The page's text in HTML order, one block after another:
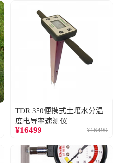
TDR 350便携式土壤水分温
度电导率速测仪
¥16499 ¥16499